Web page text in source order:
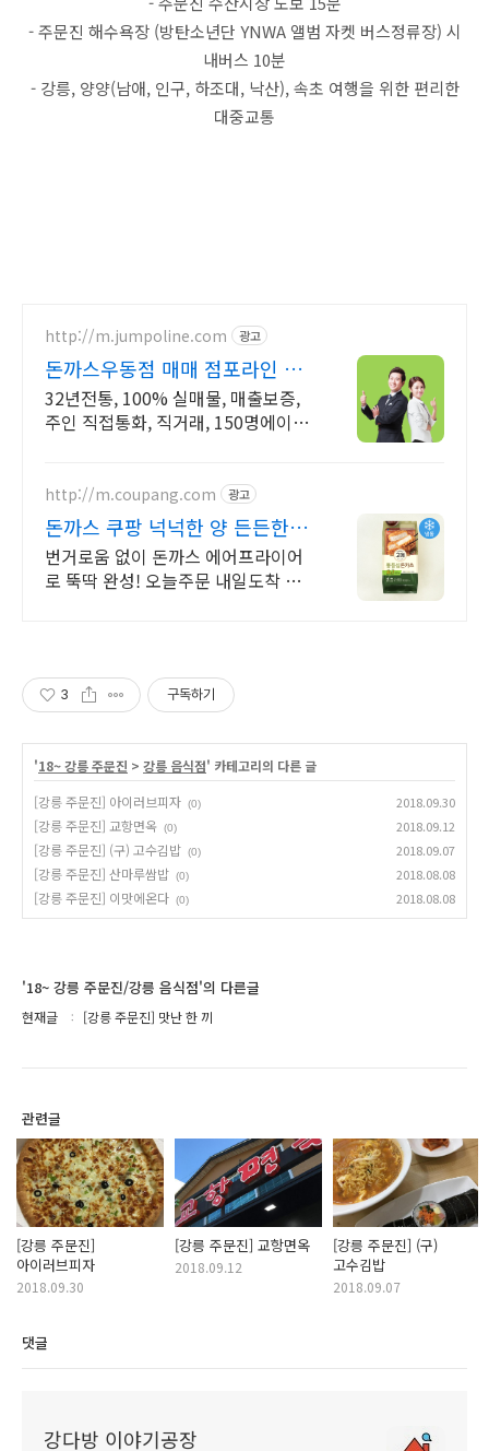
- 주문진 해수욕장 (방탄소년단 YNWA 앨범 자켓 버스정류장) 시
내버스 10분
- 강릉, 양양(남애, 인구, 하조대, 낙산), 속초 여행을 위한 편리한
대중교통
http://m.jumpoline.com 광고
돈까스우동점 매매 점포라인 빠
른 직거래 & 안전중개거래
32년전통, 100% 실매물, 매출보증,
주인 직접통화, 직거래, 150명에이전
http://m.coupang.com 광고
돈까스 쿠팡 넉넉한 양 든든한
한 끼
번거로움 없이 돈까스 에어프라이어
로 뚝딱 완성! 오늘주문 내일도착 로
3 구독하기
'18~ 강릉 주문진 > 강릉 음식점' 카테고리의 다른 글
[강릉 주문진] 아이러브피자 (0) 2018.09.30
[강릉 주문진] 교항면옥 (0) 2018.09.12
[강릉 주문진] (구) 고수김밥 (0) 2018.09.07
[강릉 주문진] 산마루쌈밥 (0) 2018.08.08
[강릉 주문진] 이맛에온다 (0) 2018.08.08
'18~ 강릉 주문진/강릉 음식점'의 다른글
현재글 [강릉 주문진] 맛난 한 끼
관련글
[강릉 주문진]
아이러브피자
2018.09.30
[강릉 주문진] 교항면옥
2018.09.12
[강릉 주문진] (구)
고수김밥
2018.09.07
댓글
강다방 이야기공장